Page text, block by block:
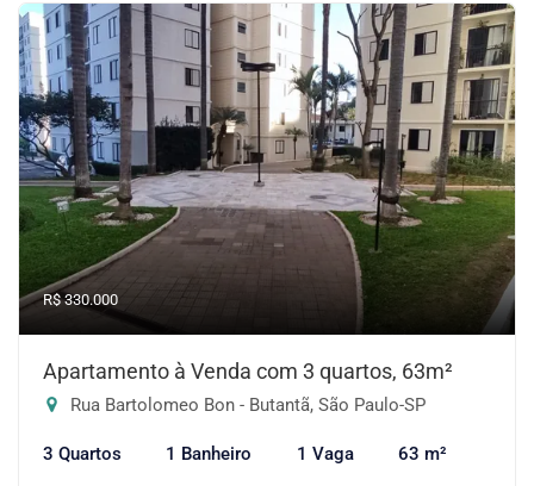
R$ 330.000
Apartamento à Venda com 3 quartos, 63m²
Rua Bartolomeo Bon - Butantã, São Paulo-SP
3 Quartos 1 Banheiro 1 Vaga 63 m²